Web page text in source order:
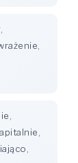
,
,
,
,
,